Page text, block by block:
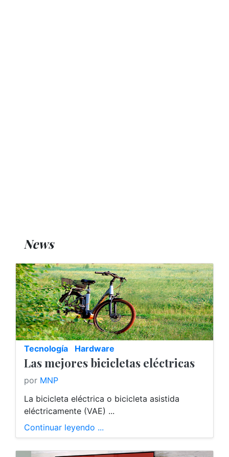
News
Tecnología Hardware
Las mejores bicicletas eléctricas
por MNP
La bicicleta eléctrica o bicicleta asistida
eléctricamente (VAE) ...
Continuar leyendo ...